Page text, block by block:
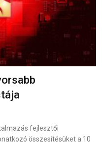
fejlesztői
összesítésüket a 10